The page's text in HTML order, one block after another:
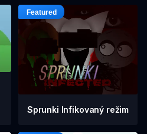
Sprunki Infikovaný režim